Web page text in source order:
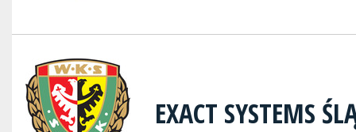
EXACT SYSTEMS